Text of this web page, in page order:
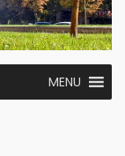
MENU